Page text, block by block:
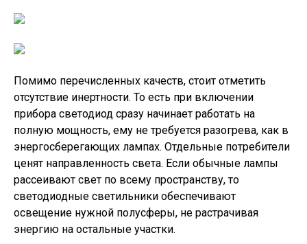
Помимо перечисленных качеств, стоит отметить
отсутствие инертности. То есть при включении
прибора светодиод сразу начинает работать на
полную мощность, ему не требуется разогрева, как в
энергосберегающих лампах. Отдельные потребители
ценят направленность света. Если обычные лампы
рассеивают свет по всему пространству, то
светодиодные светильники обеспечивают
освещение нужной полусферы, не растрачивая
энергию на остальные участки.